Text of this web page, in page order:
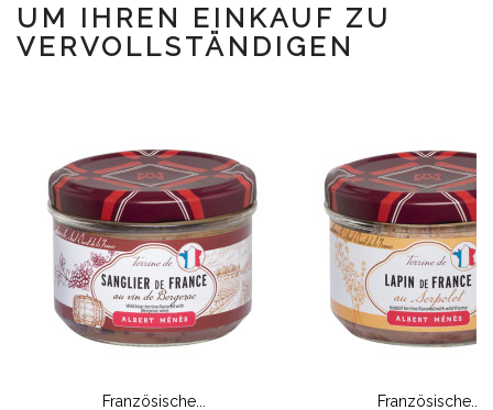
UM IHREN EINKAUF ZU
VERVOLLSTÄNDIGEN
Französische... Französische...